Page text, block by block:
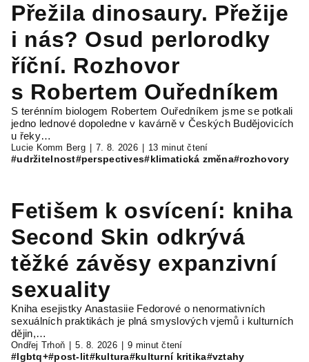
Přežila dinosaury. Přežije
i nás? Osud perlorodky
říční. Rozhovor
s Robertem Ouředníkem
S terénním biologem Robertem Ouředníkem jsme se potkali
jedno lednové dopoledne v kavárně v Českých Budějovicích
u řeky…
Lucie Komm Berg 7. 8. 2026 13 minut čtení
#udržitelnost#perspectives#klimatická změna#rozhovory
Fetišem k osvícení: kniha
Second Skin odkrývá
těžké závěsy expanzivní
sexuality
Kniha esejistky Anastasiie Fedorové o nenormativních
sexuálních praktikách je plná smyslových vjemů i kulturních
dějin,…
Ondřej Trhoň 5. 8. 2026 9 minut čtení
#lgbtq+#post-lit#kultura#kulturní kritika#vztahy